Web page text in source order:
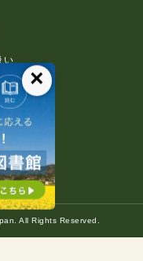
い
All Rights Reserved.
×